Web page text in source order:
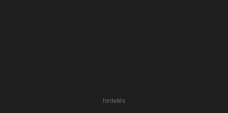
hirdetés